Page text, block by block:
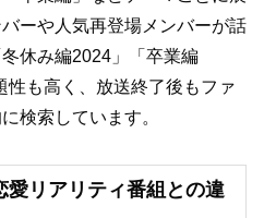
ーや人気再登場メンバーが話
休み編2024」「卒業編
も高く、放送終了後もファ
検索しています。
愛リアリティ番組との違